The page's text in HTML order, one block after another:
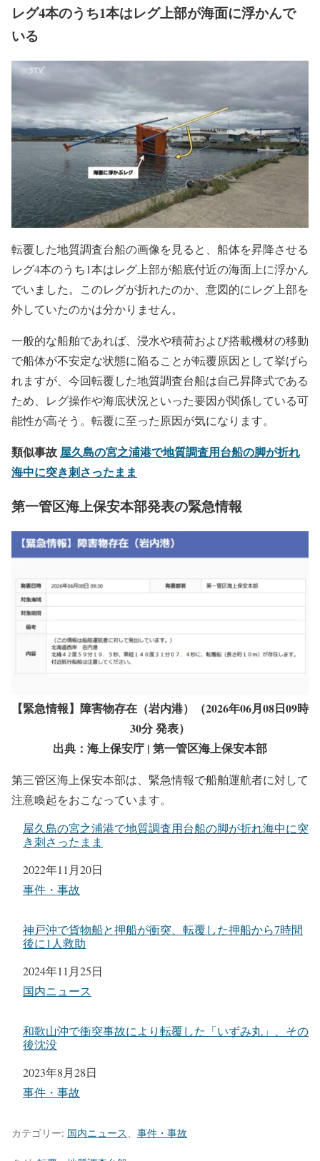
レグ4本のうち1本はレグ上部が海面に浮かんで
いる
転覆した地質調査台船の画像を見ると、船体を昇降させる
レグ4本のうち1本はレグ上部が船底付近の海面上に浮かん
でいました。このレグが折れたのか、意図的にレグ上部を
外していたのかは分かりません。
一般的な船舶であれば、浸水や積荷および搭載機材の移動
で船体が不安定な状態に陥ることが転覆原因として挙げら
れますが、今回転覆した地質調査台船は自己昇降式である
ため、レグ操作や海底状況といった要因が関係している可
能性が高そう。転覆に至った原因が気になります。
類似事故 屋久島の宮之浦港で地質調査用台船の脚が折れ
海中に突き刺さったまま
第一管区海上保安本部発表の緊急情報
【緊急情報】障害物存在（岩内港）（2026年06月08日09時
30分 発表）
出典：海上保安庁 | 第一管区海上保安本部
第三管区海上保安本部は、緊急情報で船舶運航者に対して
注意喚起をおこなっています。
屋久島の宮之浦港で地質調査用台船の脚が折れ海中に突
き刺さったまま
日付
2022年11月20日
関連理由
事件・事故
神戸沖で貨物船と押船が衝突、転覆した押船から7時間
後に1人救助
日付
2024年11月25日
関連理由
国内ニュース
和歌山沖で衝突事故により転覆した「いずみ丸」、その
後沈没
日付
2023年8月28日
関連理由
事件・事故
カテゴリー: 国内ニュース 事件・事故